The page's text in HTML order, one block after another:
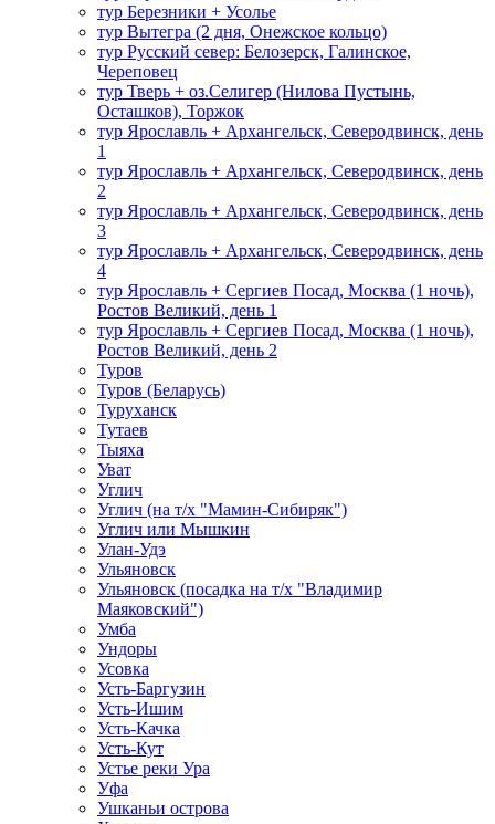
тур Березники + Усолье
тур Вытегра (2 дня, Онежское кольцо)
тур Русский север: Белозерск, Галинское,
Череповец
тур Тверь + оз.Селигер (Нилова Пустынь,
Осташков), Торжок
тур Ярославль + Архангельск, Северодвинск, день
1
тур Ярославль + Архангельск, Северодвинск, день
2
тур Ярославль + Архангельск, Северодвинск, день
3
тур Ярославль + Архангельск, Северодвинск, день
4
тур Ярославль + Сергиев Посад, Москва (1 ночь),
Ростов Великий, день 1
тур Ярославль + Сергиев Посад, Москва (1 ночь),
Ростов Великий, день 2
Туров
Туров (Беларусь)
Туруханск
Тутаев
Тыяха
Уват
Углич
Углич (на т/х "Мамин-Сибиряк")
Углич или Мышкин
Улан-Удэ
Ульяновск
Ульяновск (посадка на т/х "Владимир
Маяковский")
Умба
Ундоры
Усовка
Усть-Баргузин
Усть-Ишим
Усть-Качка
Усть-Кут
Устье реки Ура
Уфа
Ушканьи острова